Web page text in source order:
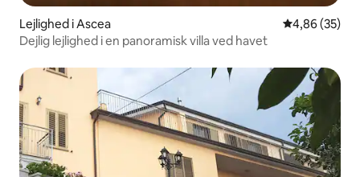
Lejlighed i Ascea 4,86 ud af 5 i
4,86 (35)
Dejlig lejlighed i en panoramisk villa ved havet